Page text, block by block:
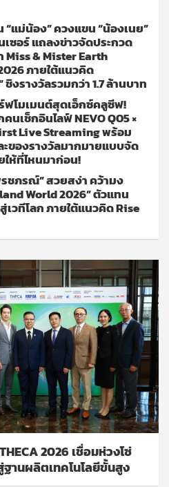
“แม่น้อง” ควงแขน “น้องเนย”
ซอร์ แถลงข่าวจัดประกวด
Miss & Mister Earth
ภายใต้แนวคิด
ชิงรางวัลรวมกว่า 1.7 ล้านบาท
ฟโมเมนต์สุดเอ็กซ์คลูซีฟ!
นเช็กอินไลฟ์ NEVO Q05 ×
Live Streaming พร้อม
ะของรางวัลมากมายแบบจัด
ให้ที่ไหนมาก่อน!
ชภรณ์” สวยสง่า คว้ามง
World 2026” ตัวแทน
วทีโลก ภายใต้แนวคิด Rise
2026 เชื่อมห่วงโซ่
านผลิตเทคโนโลยีขั้นสูง